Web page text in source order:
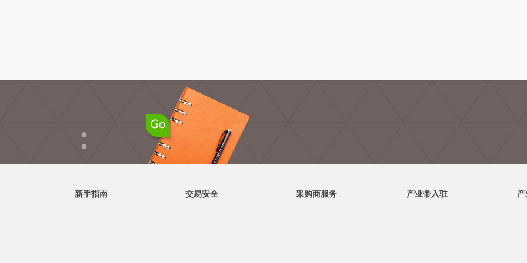
●
●
新手指南 交易安全 采购商服务 产业带入驻